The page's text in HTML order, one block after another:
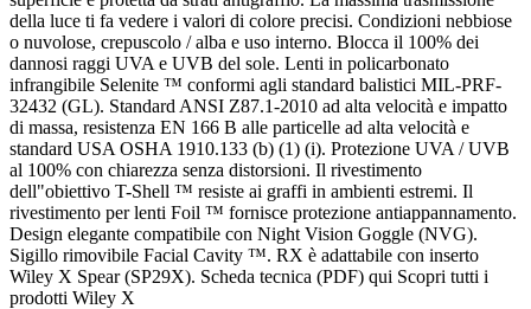
della luce ti fa vedere i valori di colore precisi. Condizioni nebbiose
o nuvolose, crepuscolo / alba e uso interno. Blocca il 100% dei
dannosi raggi UVA e UVB del sole. Lenti in policarbonato
infrangibile Selenite ™ conformi agli standard balistici MIL-PRF-
32432 (GL). Standard ANSI Z87.1-2010 ad alta velocità e impatto
di massa, resistenza EN 166 B alle particelle ad alta velocità e
standard USA OSHA 1910.133 (b) (1) (i). Protezione UVA / UVB
al 100% con chiarezza senza distorsioni. Il rivestimento
dell"obiettivo T-Shell ™ resiste ai graffi in ambienti estremi. Il
rivestimento per lenti Foil ™ fornisce protezione antiappannamento.
Design elegante compatibile con Night Vision Goggle (NVG).
Sigillo rimovibile Facial Cavity ™. RX è adattabile con inserto
Wiley X Spear (SP29X). Scheda tecnica (PDF) qui Scopri tutti i
prodotti Wiley X